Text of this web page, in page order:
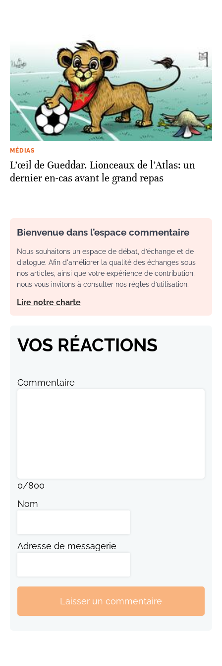
MÉDIAS
L’œil de Gueddar. Lionceaux de l’Atlas: un
dernier en-cas avant le grand repas
Bienvenue dans l’espace commentaire
Nous souhaitons un espace de débat, d’échange et de
dialogue. Afin d'améliorer la qualité des échanges sous
nos articles, ainsi que votre expérience de contribution,
nous vous invitons à consulter nos règles d’utilisation.
Lire notre charte
VOS RÉACTIONS
Commentaire
0/800
Nom
Adresse de messagerie
Laisser un commentaire